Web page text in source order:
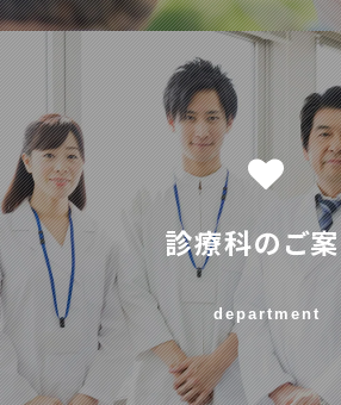
診療科のご
department